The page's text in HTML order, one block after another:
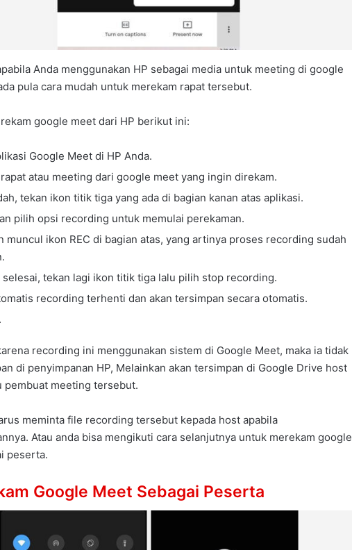
Anda menggunakan HP sebagai media untuk meeting di google
pula cara mudah untuk merekam rapat tersebut.
google meet dari HP berikut ini:
Google Meet di HP Anda.
atau meeting dari google meet yang ingin direkam.
tekan ikon titik tiga yang ada di bagian kanan atas aplikasi.
pilih opsi recording untuk memulai perekaman.
muncul ikon REC di bagian atas, yang artinya proses recording sudah
selesai, tekan lagi ikon titik tiga lalu pilih stop recording.
recording terhenti dan akan tersimpan secara otomatis.
recording ini menggunakan sistem di Google Meet, maka ia tidak
di penyimpanan HP, Melainkan akan tersimpan di Google Drive host
pembuat meeting tersebut.
meminta file recording tersebut kepada host apabila
Atau anda bisa mengikuti cara selanjutnya untuk merekam google
peserta.
Google Meet Sebagai Peserta